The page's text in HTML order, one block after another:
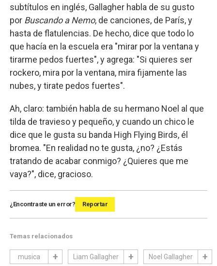
subtítulos en inglés, Gallagher habla de su gusto
por Buscando a Nemo, de canciones, de París, y
hasta de flatulencias. De hecho, dice que todo lo
que hacía en la escuela era "mirar por la ventana y
tirarme pedos fuertes", y agrega: "Si quieres ser
rockero, mira por la ventana, mira fijamente las
nubes, y tirate pedos fuertes".
Ah, claro: también habla de su hermano Noel al que
tilda de travieso y pequeño, y cuando un chico le
dice que le gusta su banda High Flying Birds, él
bromea. "En realidad no te gusta, ¿no? ¿Estás
tratando de acabar conmigo? ¿Quieres que me
vaya?", dice, gracioso.
¿Encontraste un error? Reportar
Temas relacionados
musica Liam Gallagher Noel Gallagher